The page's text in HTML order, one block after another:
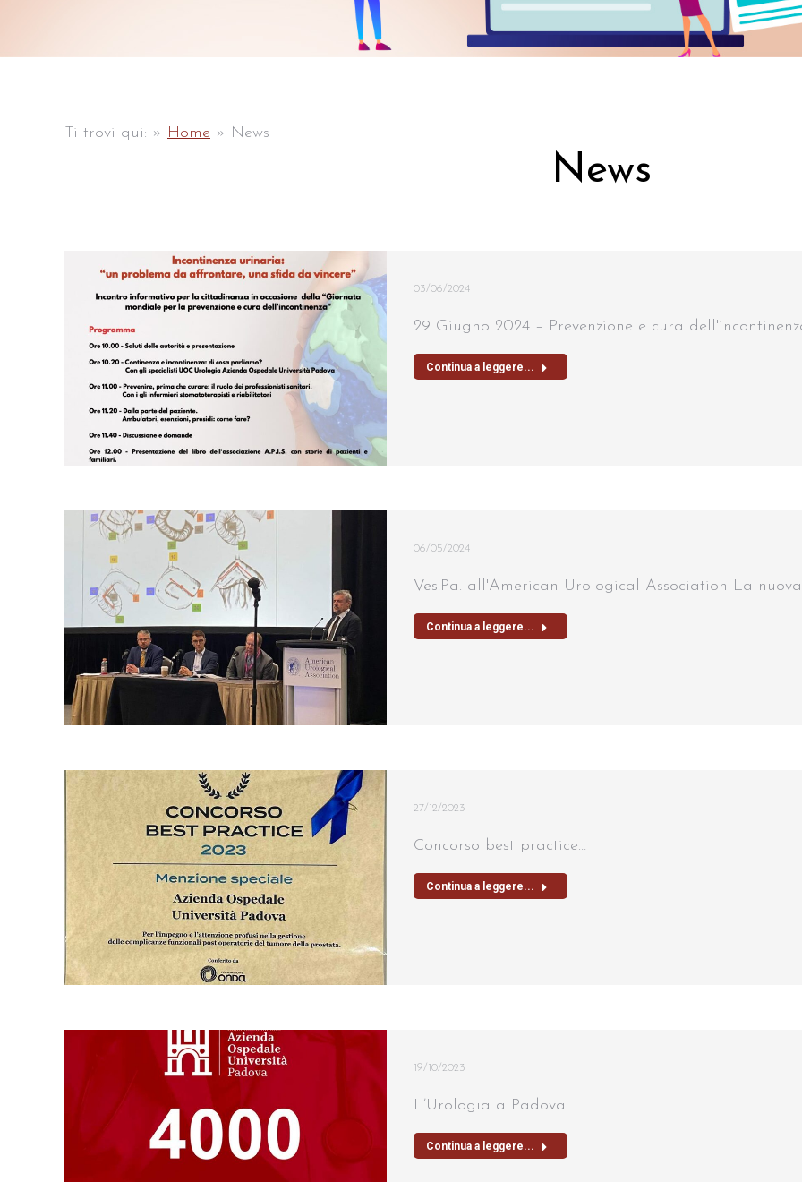
Ti trovi qui: » Home » News
News
03/06/2024
29 Giugno 2024 – Prevenzione e cura
Continua a leggere...
06/05/2024
Ves.Pa. all'American Urological Association La
Continua a leggere...
27/12/2023
Concorso best practice…
Continua a leggere...
19/10/2023
L’Urologia a Padova…
Continua a leggere...